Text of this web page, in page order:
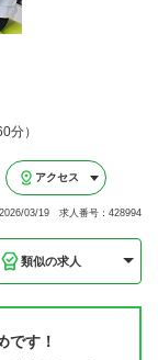
分）
アクセス
03/19 求人番号：428994
類似の求人
です！